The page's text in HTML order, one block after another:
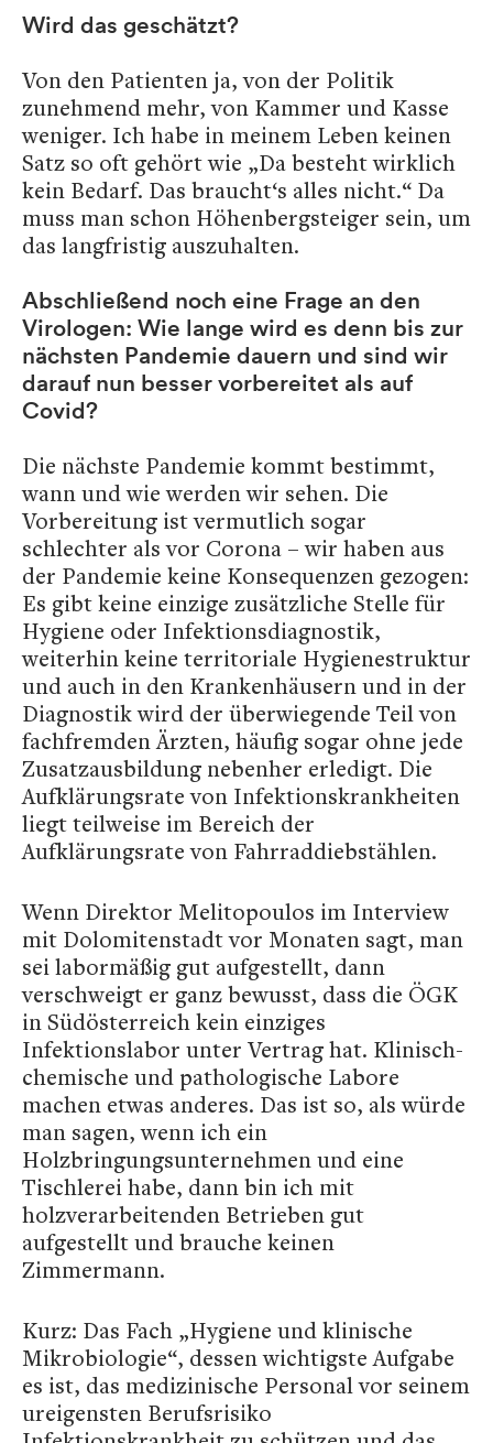
Wird das geschätzt?
Von den Patienten ja, von der Politik
zunehmend mehr, von Kammer und Kasse
weniger. Ich habe in meinem Leben keinen
Satz so oft gehört wie „Da besteht wirklich
kein Bedarf. Das braucht‘s alles nicht.“ Da
muss man schon Höhenbergsteiger sein, um
das langfristig auszuhalten.
Abschließend noch eine Frage an den
Virologen: Wie lange wird es denn bis zur
nächsten Pandemie dauern und sind wir
darauf nun besser vorbereitet als auf
Covid?
Die nächste Pandemie kommt bestimmt,
wann und wie werden wir sehen. Die
Vorbereitung ist vermutlich sogar
schlechter als vor Corona – wir haben aus
der Pandemie keine Konsequenzen gezogen:
Es gibt keine einzige zusätzliche Stelle für
Hygiene oder Infektionsdiagnostik,
weiterhin keine territoriale Hygienestruktur
und auch in den Krankenhäusern und in der
Diagnostik wird der überwiegende Teil von
fachfremden Ärzten, häufig sogar ohne jede
Zusatzausbildung nebenher erledigt. Die
Aufklärungsrate von Infektionskrankheiten
liegt teilweise im Bereich der
Aufklärungsrate von Fahrraddiebstählen.
Wenn Direktor Melitopoulos im Interview
mit Dolomitenstadt vor Monaten sagt, man
sei labormäßig gut aufgestellt, dann
verschweigt er ganz bewusst, dass die ÖGK
in Südösterreich kein einziges
Infektionslabor unter Vertrag hat. Klinisch-
chemische und pathologische Labore
machen etwas anderes. Das ist so, als würde
man sagen, wenn ich ein
Holzbringungsunternehmen und eine
Tischlerei habe, dann bin ich mit
holzverarbeitenden Betrieben gut
aufgestellt und brauche keinen
Zimmermann.
Kurz: Das Fach „Hygiene und klinische
Mikrobiologie“, dessen wichtigste Aufgabe
es ist, das medizinische Personal vor seinem
ureigensten Berufsrisiko